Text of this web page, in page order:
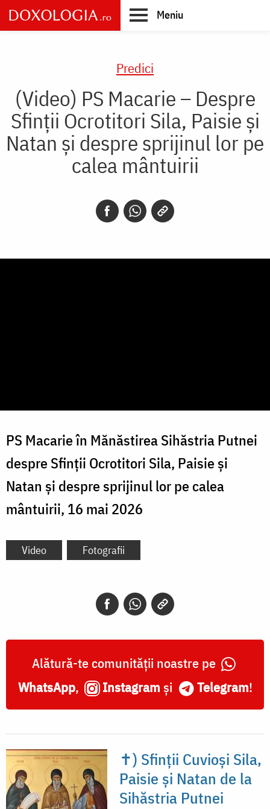
Skip
to
main
Meniu
Predici
(Video) PS Macarie – Despre
Sfinții Ocrotitori Sila, Paisie și
Natan și despre sprijinul lor pe
calea mântuirii
PS Macarie în Mănăstirea Sihăstria Putnei
despre Sfinții Ocrotitori Sila, Paisie și
Natan și despre sprijinul lor pe calea
mântuirii, 16 mai 2026
Video Fotografii
Alătură-te comunității noastre pe
WhatsApp, Instagram și Telegram!
✝) Sfinții Cuvioși Sila,
Paisie și Natan de la
Sihăstria Putnei